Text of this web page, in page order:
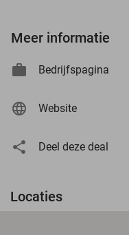
Meer informatie
Bedrijfspagina
Website
Deel deze deal
Locaties